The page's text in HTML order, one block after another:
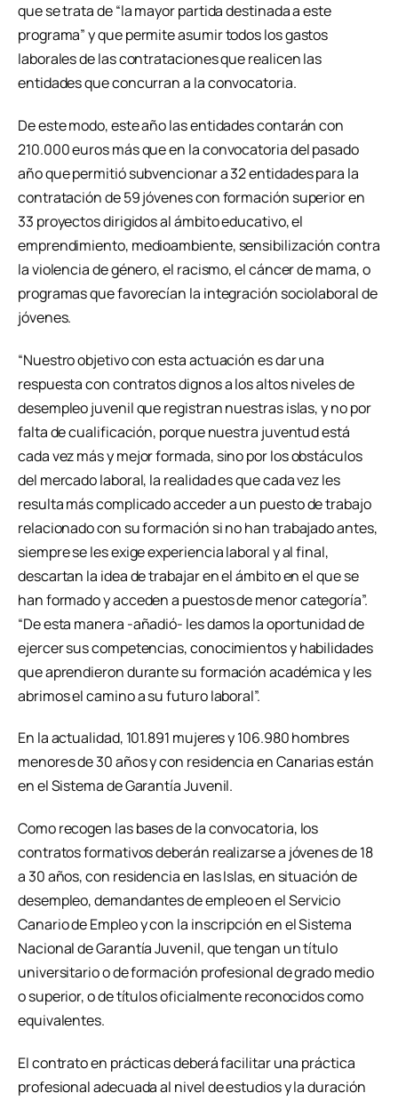
que se trata de “la mayor partida destinada a este
programa” y que permite asumir todos los gastos
laborales de las contrataciones que realicen las
entidades que concurran a la convocatoria.
De este modo, este año las entidades contarán con
210.000 euros más que en la convocatoria del pasado
año que permitió subvencionar a 32 entidades para la
contratación de 59 jóvenes con formación superior en
33 proyectos dirigidos al ámbito educativo, el
emprendimiento, medioambiente, sensibilización contra
la violencia de género, el racismo, el cáncer de mama, o
programas que favorecían la integración sociolaboral de
jóvenes.
“Nuestro objetivo con esta actuación es dar una
respuesta con contratos dignos a los altos niveles de
desempleo juvenil que registran nuestras islas, y no por
falta de cualificación, porque nuestra juventud está
cada vez más y mejor formada, sino por los obstáculos
del mercado laboral, la realidad es que cada vez les
resulta más complicado acceder a un puesto de trabajo
relacionado con su formación si no han trabajado antes,
siempre se les exige experiencia laboral y al final,
descartan la idea de trabajar en el ámbito en el que se
han formado y acceden a puestos de menor categoría”.
“De esta manera -añadió- les damos la oportunidad de
ejercer sus competencias, conocimientos y habilidades
que aprendieron durante su formación académica y les
abrimos el camino a su futuro laboral”.
En la actualidad, 101.891 mujeres y 106.980 hombres
menores de 30 años y con residencia en Canarias están
en el Sistema de Garantía Juvenil.
Como recogen las bases de la convocatoria, los
contratos formativos deberán realizarse a jóvenes de 18
a 30 años, con residencia en las Islas, en situación de
desempleo, demandantes de empleo en el Servicio
Canario de Empleo y con la inscripción en el Sistema
Nacional de Garantía Juvenil, que tengan un título
universitario o de formación profesional de grado medio
o superior, o de títulos oficialmente reconocidos como
equivalentes.
El contrato en prácticas deberá facilitar una práctica
profesional adecuada al nivel de estudios y la duración